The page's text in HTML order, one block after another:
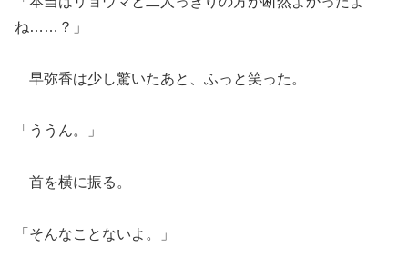
ね……？」
早弥香は少し驚いたあと、ふっと笑った。
「ううん。」
首を横に振る。
「そんなことないよ。」